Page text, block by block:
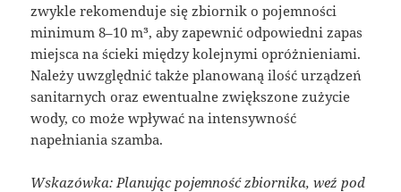
zwykle rekomenduje się zbiornik o pojemności
minimum 8–10 m³, aby zapewnić odpowiedni zapas
miejsca na ścieki między kolejnymi opróżnieniami.
Należy uwzględnić także planowaną ilość urządzeń
sanitarnych oraz ewentualne zwiększone zużycie
wody, co może wpływać na intensywność
napełniania szamba.
Wskazówka: Planując pojemność zbiornika, weź pod